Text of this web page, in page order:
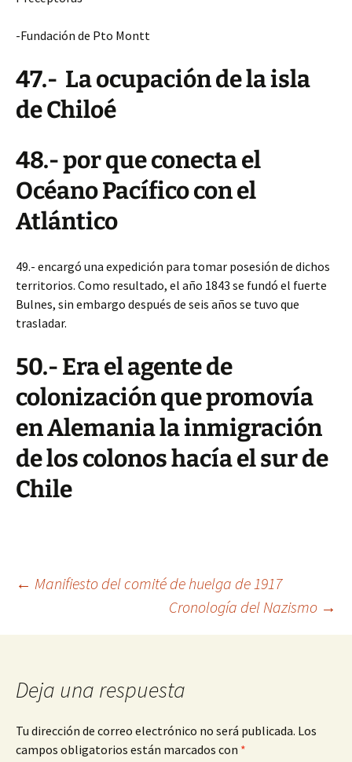
-Fundación de Pto Montt
47.- La ocupación de la isla
de Chiloé
48.- por que conecta el
Océano Pacífico con el
Atlántico
49.- encargó una expedición para tomar posesión de dichos
territorios. Como resultado, el año 1843 se fundó el fuerte
Bulnes, sin embargo después de seis años se tuvo que
trasladar.
50.- Era el agente de
colonización que promovía
en Alemania la inmigración
de los colonos hacía el sur de
Chile
Navegación
de
entradas
← Manifiesto del comité de huelga de 1917
Cronología del Nazismo →
Deja una respuesta
Tu dirección de correo electrónico no será publicada. Los
campos obligatorios están marcados con *